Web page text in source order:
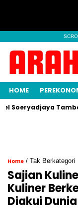
HOME
Tambah
Home / Tak Berkategori
Sajian
Kuliner
Diakui Dunia